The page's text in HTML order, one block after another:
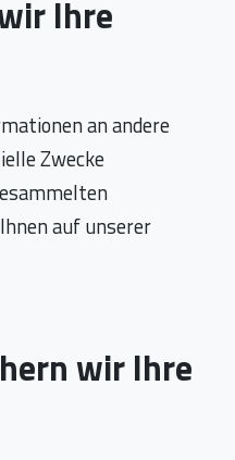
Ihre
an andere
Zwecke
auf unserer
wir Ihre